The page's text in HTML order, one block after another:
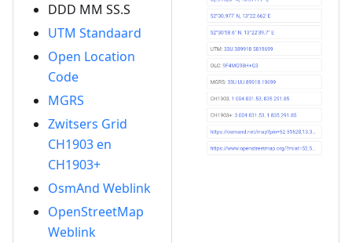
DDD MM SS.S
UTM Standaard
Open Location
Code
MGRS
Zwitsers Grid
CH1903 en
CH1903+
OsmAnd Weblink
OpenStreetMap
Weblink